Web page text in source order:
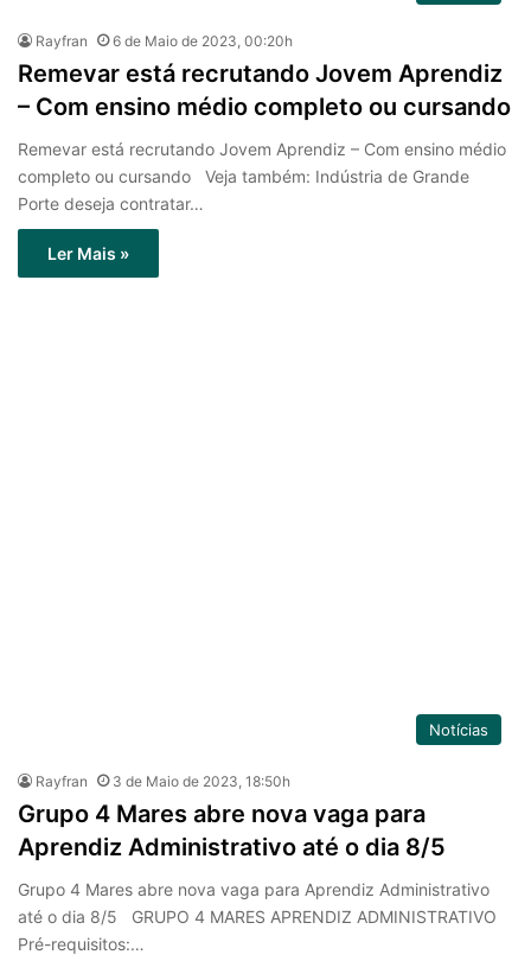
Rayfran 6 de Maio de 2023, 00:20h
Remevar está recrutando Jovem Aprendiz
– Com ensino médio completo ou cursando
Remevar está recrutando Jovem Aprendiz – Com ensino médio
completo ou cursando Veja também: Indústria de Grande
Porte deseja contratar…
Ler Mais »
Notícias
Rayfran 3 de Maio de 2023, 18:50h
Grupo 4 Mares abre nova vaga para
Aprendiz Administrativo até o dia 8/5
Grupo 4 Mares abre nova vaga para Aprendiz Administrativo
até o dia 8/5 GRUPO 4 MARES APRENDIZ ADMINISTRATIVO
Pré-requisitos:…